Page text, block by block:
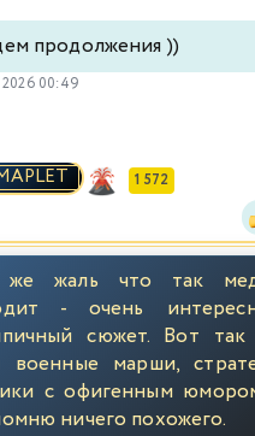
продолжения ))
00:49
1 572
же жаль что так
- очень
сюжет. Вот
военные марши,
с офигенным
ничего похожего.